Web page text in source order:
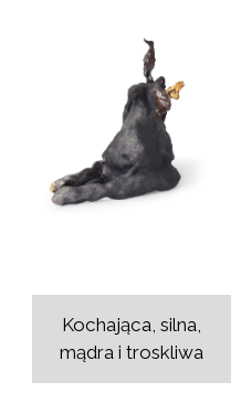
Kochająca, silna,
mądra i troskliwa